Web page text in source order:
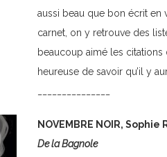
aussi beau que bon écrit en
carnet, on y retrouve des
beaucoup aimé les
heureuse de savoir qu’il y
NOVEMBRE NOIR, Sophie
De la Bagnole